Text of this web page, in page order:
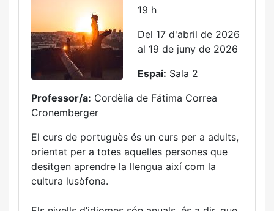
19 h
Del 17 d'abril de 2026
al 19 de juny de 2026
Espai: Sala 2
Professor/a: Cordèlia de Fátima Correa
Cronemberger
El curs de portuguès és un curs per a adults,
orientat per a totes aquelles persones que
desitgen aprendre la llengua així com la
cultura lusòfona.